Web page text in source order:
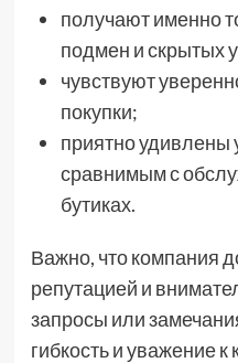
получают именно
подмен и скрытых
чувствуют
покупки;
приятно удивлены
сравнимым с
бутиках.
Важно, что компания
репутацией и
запросы или
гибкость и уважение